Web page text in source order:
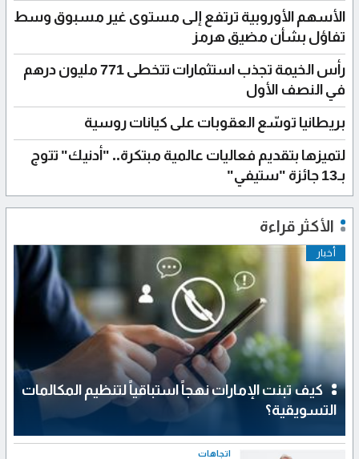
الأسهم الأوروبية ترتفع إلى مستوى غير مسبوق وسط
تفاؤل بشأن مضيق هرمز
رأس الخيمة تجذب استثمارات تتخطى 771 مليون درهم
في النصف الأول
بريطانيا توسّع العقوبات على كيانات روسية
لتميزها بتقديم فعاليات عالمية مبتكرة.. "أدنيك" تتوج
بـ13 جائزة "ستيفي"
الأكثر قراءة
أخبار
كيف تبنت الإمارات نهجاً استباقياً لتنظيم المكالمات
التسويقية؟
اتجاهات